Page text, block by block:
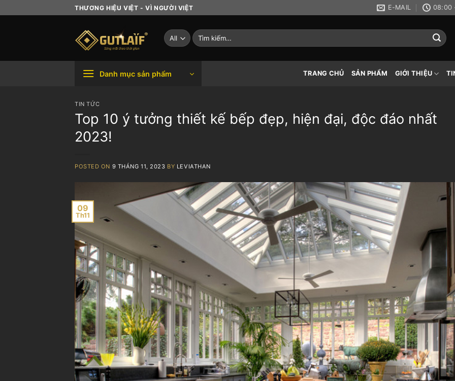
to
THƯƠNG HIỆU VIỆT - VÌ NGƯỜI VIỆT E-MAIL 08:00
Tìm
kiếm:
Danh mục sản phẩm TRANG CHỦ SẢN PHẨM GIỚI THIỆU
TIN TỨC
Top 10 ý tưởng thiết kế bếp đẹp, hiện đại, độc đáo nhất
2023!
POSTED ON 9 THÁNG 11, 2023 BY LEVIATHAN
09
Th11